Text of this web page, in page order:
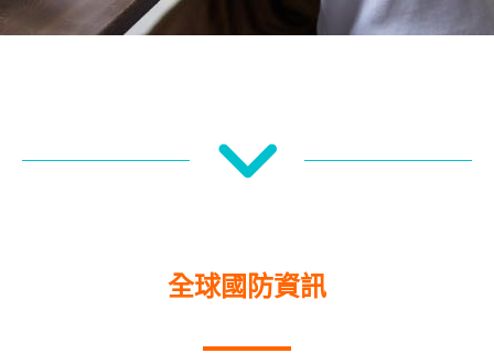
全球國防資訊